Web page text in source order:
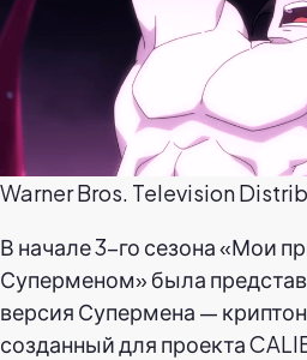
Warner Bros. Television
В начале 3-го сезона «Мои
Суперменом» была
версия Супермена —
созданный для проекта